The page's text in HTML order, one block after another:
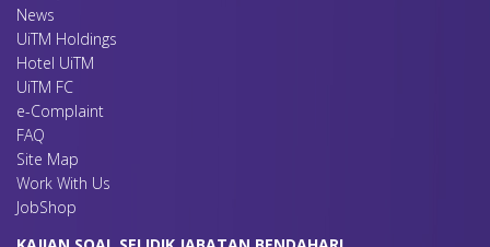
News
UiTM Holdings
Hotel UiTM
UiTM FC
e-Complaint
FAQ
Site Map
Work With Us
JobShop